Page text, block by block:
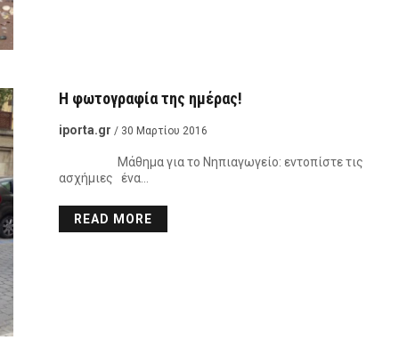
Η φωτογραφία της ημέρας!
iporta.gr / 30 Μαρτίου 2016
Μάθημα για το Νηπιαγωγείο: εντοπίστε τις
ασχήμιες ένα…
READ MORE